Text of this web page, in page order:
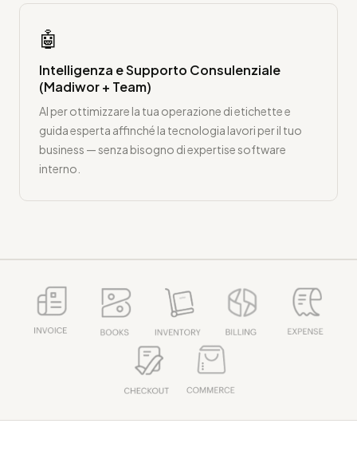
🤖
Intelligenza e Supporto Consulenziale
(Madiwor + Team)
AI per ottimizzare la tua operazione di etichette e
guida esperta affinché la tecnologia lavori per il tuo
business — senza bisogno di expertise software
interno.